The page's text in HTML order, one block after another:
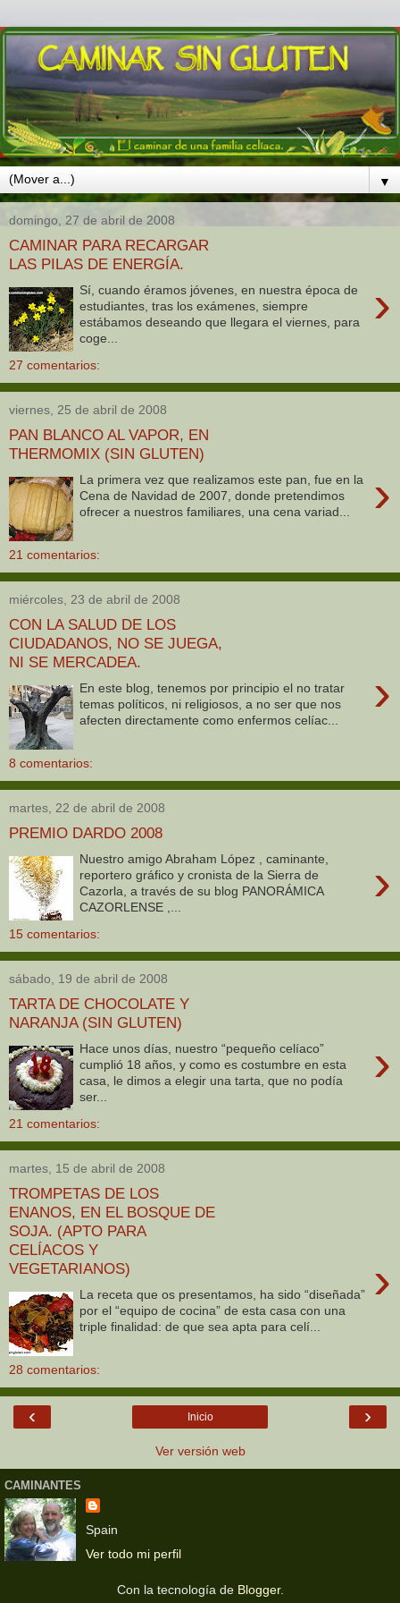
▼
domingo, 27 de abril de 2008
CAMINAR PARA RECARGAR
LAS PILAS DE ENERGÍA.
›
Sí, cuando éramos jóvenes, en nuestra época de
estudiantes, tras los exámenes, siempre
estábamos deseando que llegara el viernes, para
coge...
27 comentarios:
viernes, 25 de abril de 2008
PAN BLANCO AL VAPOR, EN
THERMOMIX (SIN GLUTEN)
›
La primera vez que realizamos este pan, fue en la
Cena de Navidad de 2007, donde pretendimos
ofrecer a nuestros familiares, una cena variad...
21 comentarios:
miércoles, 23 de abril de 2008
CON LA SALUD DE LOS
CIUDADANOS, NO SE JUEGA,
NI SE MERCADEA.
›
En este blog, tenemos por principio el no tratar
temas políticos, ni religiosos, a no ser que nos
afecten directamente como enfermos celíac...
8 comentarios:
martes, 22 de abril de 2008
PREMIO DARDO 2008
›
Nuestro amigo Abraham López , caminante,
reportero gráfico y cronista de la Sierra de
Cazorla, a través de su blog PANORÁMICA
CAZORLENSE ,...
15 comentarios:
sábado, 19 de abril de 2008
TARTA DE CHOCOLATE Y
NARANJA (SIN GLUTEN)
›
Hace unos días, nuestro “pequeño celíaco”
cumplió 18 años, y como es costumbre en esta
casa, le dimos a elegir una tarta, que no podía
ser...
21 comentarios:
martes, 15 de abril de 2008
TROMPETAS DE LOS
ENANOS, EN EL BOSQUE DE
SOJA. (APTO PARA
CELÍACOS Y
VEGETARIANOS)
›
La receta que os presentamos, ha sido “diseñada”
por el “equipo de cocina” de esta casa con una
triple finalidad: de que sea apta para celí...
28 comentarios:
‹ ›
Inicio
Ver versión web
CAMINANTES
Spain
Ver todo mi perfil
Con la tecnología de Blogger.